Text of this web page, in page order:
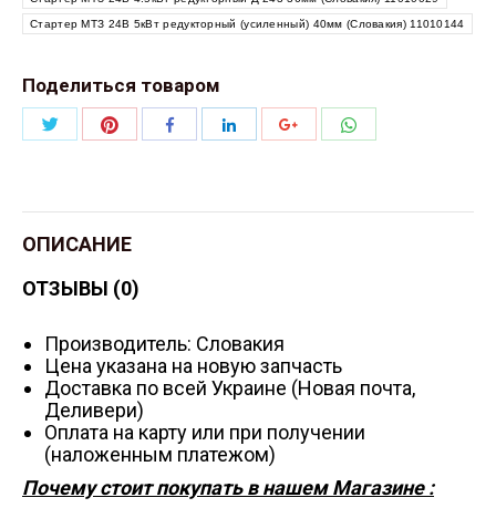
Стартер МТЗ 24В 5кВт редукторный (усиленный) 40мм (Словакия) 11010144
Поделиться товаром
ПоделитьсяПоделитьсяПоделитьсяПоделитьсяПоделиться
ОПИСАНИЕ
ОТЗЫВЫ (0)
Производитель: Словакия
Цена указана на новую запчасть
Доставка по всей Украине (Новая почта,
Деливери)
Оплата на карту или при получении
(наложенным платежом)
Почему стоит покупать в нашем Магазине :